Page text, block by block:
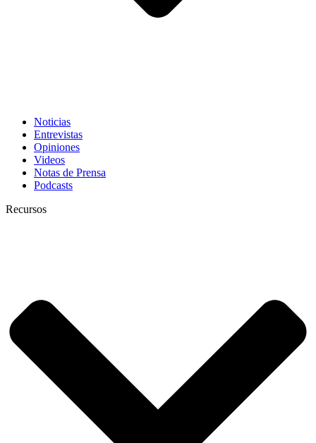
Noticias
Entrevistas
Opiniones
Videos
Notas de Prensa
Podcasts
Recursos